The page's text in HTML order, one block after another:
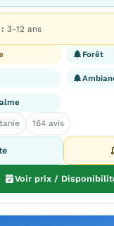
3-12 ans
Forêt
164 avis
Voir prix /